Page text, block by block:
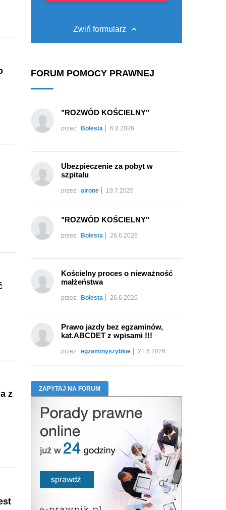
z
Zwiń formularz
FORUM POMOCY PRAWNEJ
"ROZWÓD KOŚCIELNY"
przez: Bolesta 6.8.2026
Ubezpieczenie za pobyt w
szpitalu
przez: airone 19.7.2026
"ROZWÓD KOŚCIELNY"
przez: Bolesta 26.6.2026
Kościelny proces o nieważność
małżeństwa
przez: Bolesta 26.6.2026
Prawo jazdy bez egzaminów,
kat.ABCDET z wpisami !!!
przez: egzaminyszybkie 21.6.2026
ZAPYTAJ NA FORUM